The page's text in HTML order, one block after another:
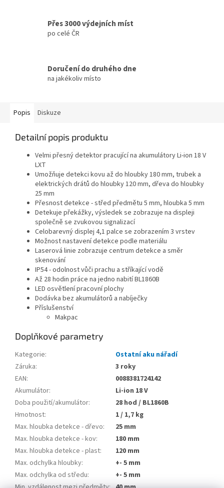
Přes 3000 výdejních míst
po celé ČR
Doručení do druhého dne
na jakékoliv místo
Popis Diskuze
Detailní popis produktu
Velmi přesný detektor pracující na akumulátory Li-ion 18 V
LXT
Umožňuje detekci kovu až do hloubky 180 mm, trubek a
elektrických drátů do hloubky 120 mm, dřeva do hloubky
25 mm
Přesnost detekce - střed předmětu 5 mm, hloubka 5 mm
Detekuje překážky, výsledek se zobrazuje na displeji
společně se zvukovou signalizací
Celobarevný displej 4,1 palce se zobrazením 3 vrstev
Možnost nastavení detekce podle materiálu
Laserová linie zobrazuje centrum detekce a směr
skenování
IP54 - odolnost vůči prachu a stříkající vodě
Až 28 hodin práce na jedno nabití BL1860B
LED osvětlení pracovní plochy
Dodávka bez akumulátorů a nabíječky
Příslušenství
Makpac
Doplňkové parametry
Kategorie:
Ostatní aku nářadí
Záruka:
3 roky
EAN:
0088381724142
Akumulátor:
Li-ion 18 V
Doba použití/akumulátor:
28 hod / BL1860B
Hmotnost:
1 / 1,7 kg
Max. hloubka detekce - dřevo:
25 mm
Max. hloubka detekce - kov:
180 mm
Max. hloubka detekce - plast:
120 mm
Max. odchylka hloubky:
+- 5 mm
Max. odchylka od středu:
+- 5 mm